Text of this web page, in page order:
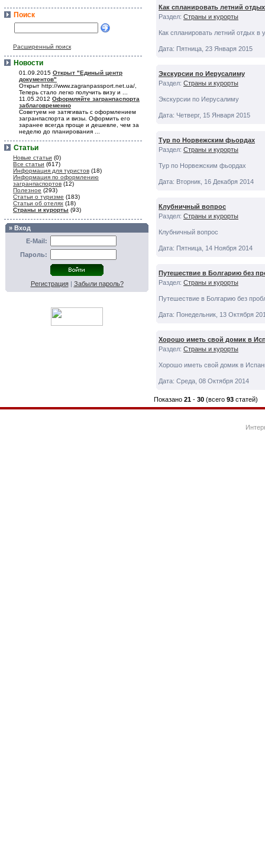
Поиск
Расширенный поиск
Новости
01.09.2015 Открыт "Единый центр
документов"
Открыт http://www.zagranpassport.net.ua/,
Теперь стало легко получить визу и ...
11.05.2012 Оформляйте загранпаспорта
заблаговременно
Советуем не затягивать с оформлением
загранпаспорта и визы. Оформить его
заранее всегда проще и дешевле, чем за
неделю до планирования ...
Статьи
Новые статьи (0)
Все статьи (617)
Информация для туристов (18)
Информация по оформлению
загранпаспортов (12)
Полезное (293)
Статьи о туризме (183)
Статьи об отелях (18)
Страны и курорты (93)
» Вход
E-Mail:
Пароль:
Регистрация| Забыли пароль?
Как спланировать летний
Раздел: Страны и курорты
Как спланировать летний отдых в
Дата: Пятница, 23 Января 2015
Экскурсии по Иерусалиму
Раздел: Страны и курорты
Экскурсии по Иерусалиму
Дата: Четверг, 15 Января 2015
Тур по Норвежским фьордах
Раздел: Страны и курорты
Тур по Норвежским фьордах
Дата: Вторник, 16 Декабря 2014
Клубничный вопрос
Раздел: Страны и курорты
Клубничный вопрос
Дата: Пятница, 14 Ноября 2014
Путешествие в Болгарию без
Раздел: Страны и курорты
Путешествие в Болгарию без
Дата: Понедельник, 13 Октября
Хорошо иметь свой домик в
Раздел: Страны и курорты
Хорошо иметь свой домик в
Дата: Среда, 08 Октября 2014
Показано 21 - 30 (всего 93 статей)